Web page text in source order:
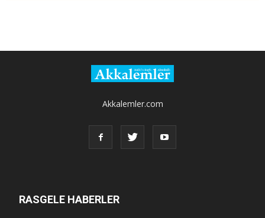
Akkalemler.com
RASGELE HABERLER